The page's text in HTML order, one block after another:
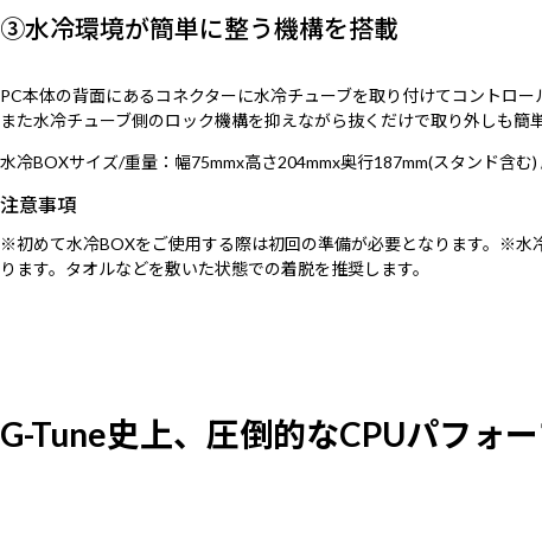
③水冷環境が簡単に整う機構を搭載
PC本体の背面にあるコネクターに水冷チューブを取り付けてコントロ
また水冷チューブ側のロック機構を抑えながら抜くだけで取り外しも簡
水冷BOXサイズ/重量：幅75mmx高さ204mmx奥行187mm(スタンド含む)
注意事項
※初めて水冷BOXをご使用する際は初回の準備が必要となります。※水
ります。タオルなどを敷いた状態での着脱を推奨します。
G-Tune史上、圧倒的なCPUパフォ